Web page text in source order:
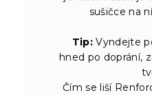
sušičce na
Tip: Vyndejte
hned po doprání,
Čím se liší